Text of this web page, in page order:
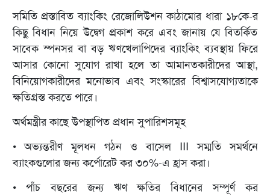
সমিতি প্রস্তাবিত ব্যাংকিং রেজোলিউশন কাঠামোর ধারা ১৮কে-র
কিছু বিধান নিয়ে উদ্বেগ প্রকাশ করে এবং জানায় যে বিতর্কিত
সাবেক স্পনসর বা বড় ঋণখেলাপিদের ব্যাংকিং ব্যবস্থায় ফিরে
আসার কোনো সুযোগ রাখা হলে তা আমানতকারীদের আস্থা,
বিনিয়োগকারীদের মনোভাব এবং সংস্কারের বিশ্বাসযোগ্যতাকে
ক্ষতিগ্রস্ত করতে পারে।
অর্থমন্ত্রীর কাছে উপস্থাপিত প্রধান সুপারিশসমূহ
• অভ্যন্তরীণ মূলধন গঠন ও বাসেল III সম্মতি সমর্থনে
ব্যাংকগুলোর জন্য কর্পোরেট কর ৩০%-এ হ্রাস করা।
• পাঁচ বছরের জন্য ঋণ ক্ষতির বিধানের সম্পূর্ণ কর